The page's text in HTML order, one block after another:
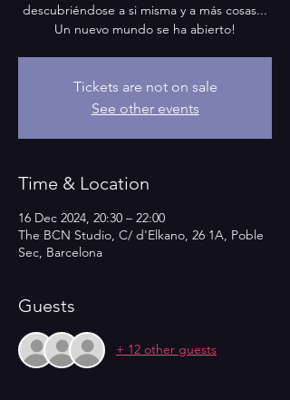
descubriéndose a si misma y a más cosas...
Un nuevo mundo se ha abierto!
Tickets are not on sale
See other events
Time & Location
16 Dec 2024, 20:30 – 22:00
The BCN Studio, C/ d'Elkano, 26 1A, Poble
Sec, Barcelona
Guests
+ 12 other guests